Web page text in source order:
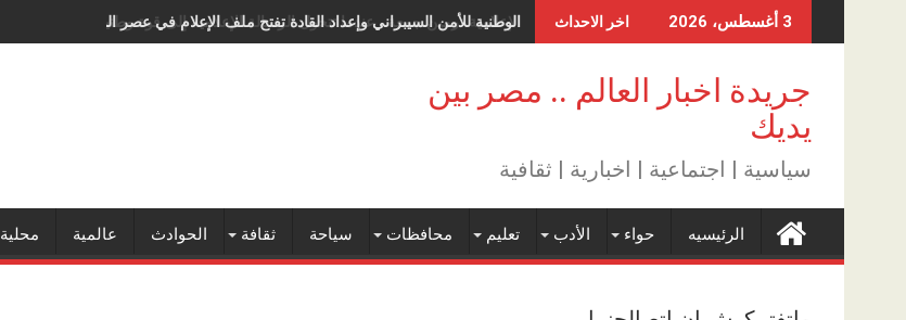
to
3 أغسطس، 2026 اخر الاحداث الوطنية للأمن السيبراني وإعداد القادة تفتح ملف الإعلام في عصر الذكاء الاصطناعي
جريدة اخبار العالم .. مصر بين
يديك
سياسية | اجتماعية | اخبارية | ثقافية
الرئيسيه حواء الأدب تعليم محافظات سياحة ثقافة الحوادث عالمية محلية